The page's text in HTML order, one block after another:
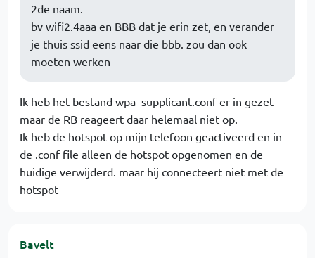
2de naam.
bv wifi2.4aaa en BBB dat je erin zet, en verander
je thuis ssid eens naar die bbb. zou dan ook
moeten werken
Ik heb het bestand wpa_supplicant.conf er in gezet
maar de RB reageert daar helemaal niet op.
Ik heb de hotspot op mijn telefoon geactiveerd en in
de .conf file alleen de hotspot opgenomen en de
huidige verwijderd. maar hij connecteert niet met de
hotspot
Bavelt